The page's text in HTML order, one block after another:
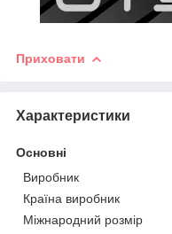
Приховати
Характеристики
Основні
Виробник
Країна виробник
Міжнародний розмір